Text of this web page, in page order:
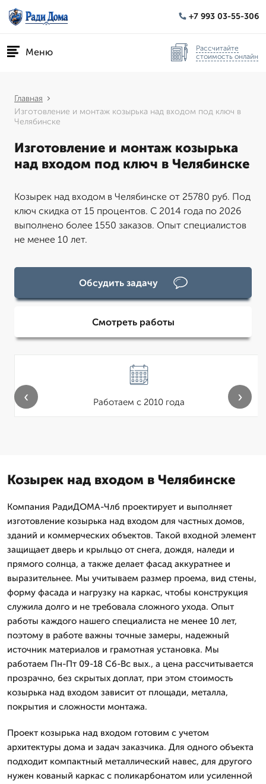
+7 993 03-55-306
Меню
Рассчитайте
стоимость онлайн
Главная
Изготовление и монтаж козырька над входом под ключ в
Челябинске
Изготовление и монтаж козырька
над входом под ключ в Челябинске
Козырек над входом в Челябинске от 25780 руб. Под
ключ скидка от 15 процентов. С 2014 года по 2026
выполнено более 1550 заказов. Опыт специалистов
не менее 10 лет.
Обсудить задачу
Смотреть работы
Работаем с 2010 года
‹ ›
Козырек над входом в Челябинске
Компания РадиДОМА-Члб проектирует и выполняет
изготовление козырька над входом для частных домов,
зданий и коммерческих объектов. Такой входной элемент
защищает дверь и крыльцо от снега, дождя, наледи и
прямого солнца, а также делает фасад аккуратнее и
выразительнее. Мы учитываем размер проема, вид стены,
форму фасада и нагрузку на каркас, чтобы конструкция
служила долго и не требовала сложного ухода. Опыт
работы каждого нашего специалиста не менее 10 лет,
поэтому в работе важны точные замеры, надежный
источник материалов и грамотная установка. Мы
работаем Пн-Пт 09-18 Сб-Вс вых., а цена рассчитывается
прозрачно, без скрытых доплат, при этом стоимость
козырька над входом зависит от площади, металла,
покрытия и сложности монтажа.
Проект козырька над входом готовим с учетом
архитектуры дома и задач заказчика. Для одного объекта
подходит компактный металлический навес, для другого
нужен кованый каркас с поликарбонатом или усиленной